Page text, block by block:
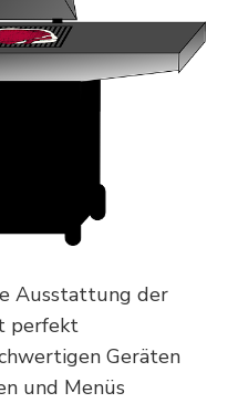
Ausstattung der
perfekt
Geräten
und Menüs